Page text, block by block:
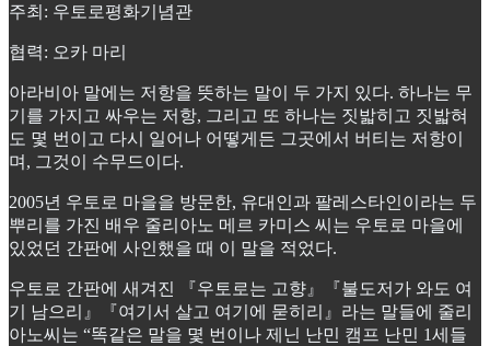
주최: 우토로평화기념관
협력: 오카 마리
아라비아 말에는 저항을 뜻하는 말이 두 가지 있다. 하나는 무
기를 가지고 싸우는 저항, 그리고 또 하나는 짓밟히고 짓밟혀
도 몇 번이고 다시 일어나 어떻게든 그곳에서 버티는 저항이
며, 그것이 수무드이다.
2005년 우토로 마을을 방문한, 유대인과 팔레스타인이라는 두
뿌리를 가진 배우 줄리아노 메르 카미스 씨는 우토로 마을에
있었던 간판에 사인했을 때 이 말을 적었다.
우토로 간판에 새겨진 『우토로는 고향』『불도저가 와도 여
기 남으리』『여기서 살고 여기에 묻히리』라는 말들에 줄리
아노씨는 “똑같은 말을 몇 번이나 제닌 난민 캠프 난민 1세들